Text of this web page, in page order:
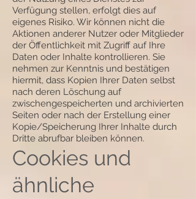
Verfügung stellen, erfolgt dies auf
eigenes Risiko. Wir können nicht die
Aktionen anderer Nutzer oder Mitglieder
der Öffentlichkeit mit Zugriff auf Ihre
Daten oder Inhalte kontrollieren. Sie
nehmen zur Kenntnis und bestätigen
hiermit, dass Kopien Ihrer Daten selbst
nach deren Löschung auf
zwischengespeicherten und archivierten
Seiten oder nach der Erstellung einer
Kopie/Speicherung Ihrer Inhalte durch
Dritte abrufbar bleiben können.
Cookies und
ähnliche